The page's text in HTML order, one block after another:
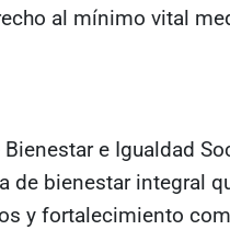
al mínimo vital
Bienestar e Igualdad
de bienestar integral
y fortalecimiento